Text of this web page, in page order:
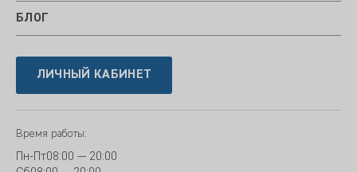
БЛОГ
ЛИЧНЫЙ КАБИНЕТ
Время работы:
Пн-Пт08:00 — 20:00